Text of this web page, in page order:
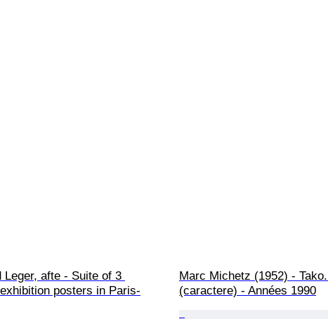
Leger, afte - Suite of 3
posters in Paris-
Marc Michetz (1952) -
(caractere) - Années 1990